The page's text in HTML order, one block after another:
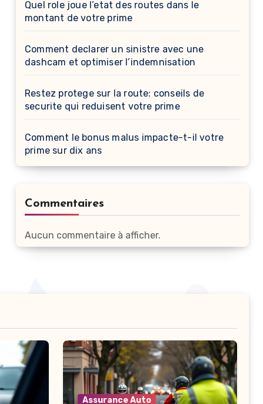
Quel role joue l’etat des routes dans le
montant de votre prime
Comment declarer un sinistre avec une
dashcam et optimiser l’indemnisation
Restez protege sur la route: conseils de
securite qui reduisent votre prime
Comment le bonus malus impacte-t-il votre
prime sur dix ans
Commentaires
Aucun commentaire à afficher.
Assurance Auto